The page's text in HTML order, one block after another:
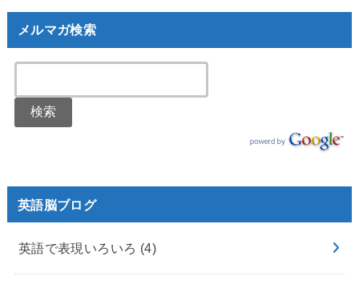
メルマガ検索
英語脳ブログ
英語で表現いろいろ (4)